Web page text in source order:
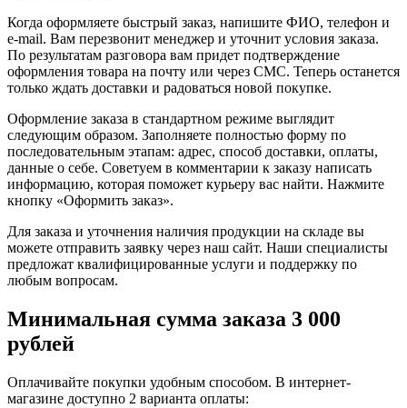
Когда оформляете быстрый заказ, напишите ФИО, телефон и
e-mail. Вам перезвонит менеджер и уточнит условия заказа.
По результатам разговора вам придет подтверждение
оформления товара на почту или через СМС. Теперь останется
только ждать доставки и радоваться новой покупке.
Оформление заказа в стандартном режиме выглядит
следующим образом. Заполняете полностью форму по
последовательным этапам: адрес, способ доставки, оплаты,
данные о себе. Советуем в комментарии к заказу написать
информацию, которая поможет курьеру вас найти. Нажмите
кнопку «Оформить заказ».
Для заказа и уточнения наличия продукции на складе вы
можете отправить заявку через наш сайт. Наши специалисты
предложат квалифицированные услуги и поддержку по
любым вопросам.
Минимальная сумма заказа 3 000
рублей
Оплачивайте покупки удобным способом. В интернет-
магазине доступно 2 варианта оплаты: